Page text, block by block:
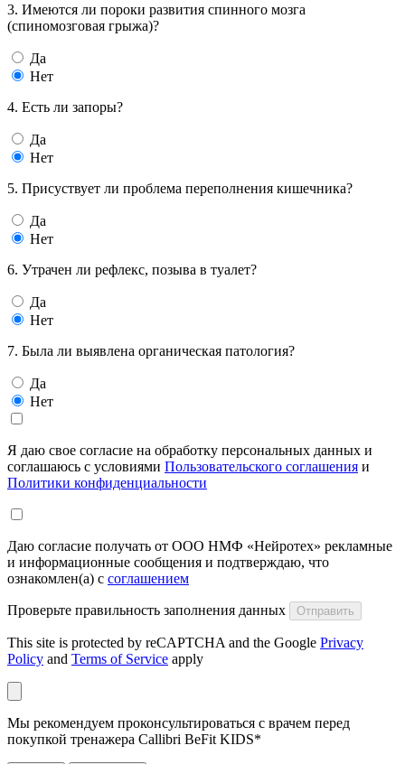
3. Имеются ли пороки развития спинного мозга
(спиномозговая грыжа)?
Да
Нет
4. Есть ли запоры?
Да
Нет
5. Присуствует ли проблема переполнения кишечника?
Да
Нет
6. Утрачен ли рефлекс, позыва в туалет?
Да
Нет
7. Была ли выявлена органическая патология?
Да
Нет
Я даю свое согласие на обработку персональных данных и
соглашаюсь с условиями Пользовательского соглашения и
Политики конфиденциальности
Даю согласие получать от ООО НМФ «Нейротех» рекламные
и информационные сообщения и подтверждаю, что
ознакомлен(а) с соглашением
Проверьте правильность заполнения данных Отправить
This site is protected by reCAPTCHA and the Google Privacy
Policy and Terms of Service apply
Мы рекомендуем проконсультироваться с врачем перед
покупкой тренажера Callibri BeFit KIDS*